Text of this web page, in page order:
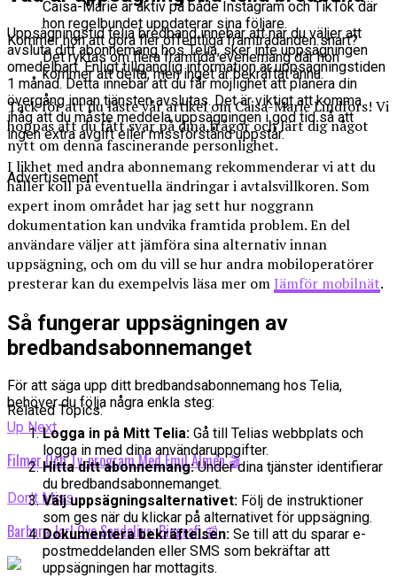
Caisa-Marie är aktiv på både Instagram och TikTok där
hon regelbundet uppdaterar sina följare.
Kommer hon att göra fler offentliga framträdanden snart?
Det ryktas om flera framtida evenemang där hon
kommer att delta, men inget är bekräftat ännu.
Tack för att du läste vår artikel om Caisa-Marie Lindfors! Vi
hoppas att du fått svar på dina frågor och lärt dig något
nytt om denna fascinerande personlighet.
Advertisement
Related Topics:
Up Next
Filmer Och Tv-program Med Emil Almén 🎬
Don't Miss
Barbara Jarl Ove Sandelius: Biografi 📰
Uppsägningstid telia bredband innebär att när du väljer att
avsluta ditt abonnemang hos Telia, sker inte uppsägningen
omedelbart. Enligt tillgänglig information är uppsägningstiden
1 månad. Detta innebär att du får möjlighet att planera din
övergång innan tjänsten avslutas. Det är viktigt att komma
ihåg att du måste meddela uppsägningen i god tid så att
ingen extra avgift eller missförstånd uppstår.
I likhet med andra abonnemang rekommenderar vi att du
håller koll på eventuella ändringar i avtalsvillkoren. Som
expert inom området har jag sett hur noggrann
dokumentation kan undvika framtida problem. En del
användare väljer att jämföra sina alternativ innan
uppsägning, och om du vill se hur andra mobiloperatörer
presterar kan du exempelvis läsa mer omJämför mobilnät.
Så fungerar uppsägningen av
bredbandsabonnemanget
För att säga upp ditt bredbandsabonnemang hos Telia,
behöver du följa några enkla steg:
Logga in på Mitt Telia: Gå till Telias webbplats och
logga in med dina användaruppgifter.
Hitta ditt abonnemang:Under dina tjänster identifierar
du bredbandsabonnemanget.
Välj uppsägningsalternativet: Följ de instruktioner
som ges när du klickar på alternativet för uppsägning.
Dokumentera bekräftelsen: Se till att du sparar e-
postmeddelanden eller SMS som bekräftar att
uppsägningen har mottagits.